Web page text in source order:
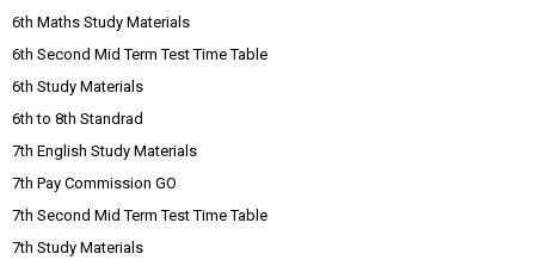
6th Maths Study Materials
6th Second Mid Term Test Time Table
6th Study Materials
6th to 8th Standrad
7th English Study Materials
7th Pay Commission GO
7th Second Mid Term Test Time Table
7th Study Materials